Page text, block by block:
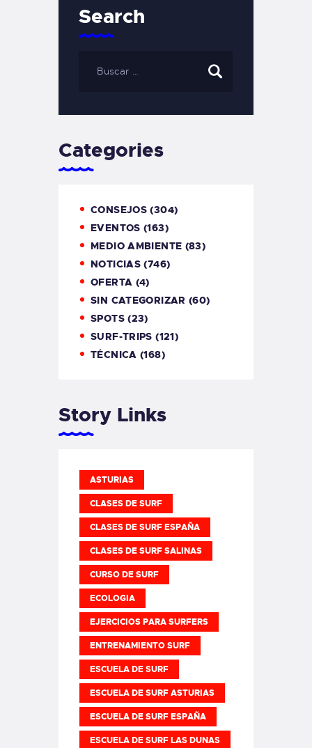
Search
Categories
CONSEJOS (304)
EVENTOS (163)
MEDIO AMBIENTE (83)
NOTICIAS (746)
OFERTA (4)
SIN CATEGORIZAR (60)
SPOTS(23)
SURF-TRIPS (121)
TÉCNICA (168)
Story Links
ASTURIAS
CLASES DE SURF
CLASES DE SURF ESPAÑA
CLASES DE SURF SALINAS
CURSO DE SURF
ECOLOGIA
EJERCICIOS PARA SURFERS
ENTRENAMIENTO SURF
ESCUELA DE SURF
ESCUELA DE SURF ASTURIAS
ESCUELA DE SURF ESPAÑA
ESCUELA DE SURF LAS DUNAS